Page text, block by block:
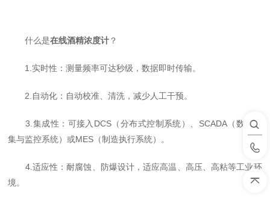
什么是在线酒精浓度计 ？
1.实时性：测量频率可达秒级，数据即时传输。
2.自动化：自动校准、清洗，减少人工干预。
3.集成性：可接入DCS（分布式控制系统）、SCADA（数据采
集与监控系统）或MES（制造执行系统）。
4.适应性：耐腐蚀、防爆设计，适应高温、高压、高粘等工业环
境。